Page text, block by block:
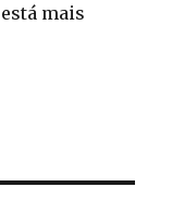
mais